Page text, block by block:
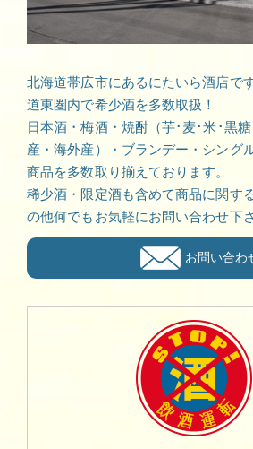
北海道帯広市にあるにたいら酒店です
道東圏内で希少酒を多数取扱！
日本酒・梅酒・焼酎（芋･麦･米･黒
産・海外産）・ブランデー・シング
商品を多数取り揃えております。
稀少酒・限定酒も含めて商品に関す
の他何でもお気軽にお問い合わせ下
お問い合わ